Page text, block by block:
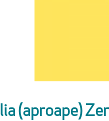
(aproape)